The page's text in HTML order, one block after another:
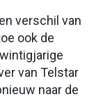
verschil van
ook de
van Telstar
naar de